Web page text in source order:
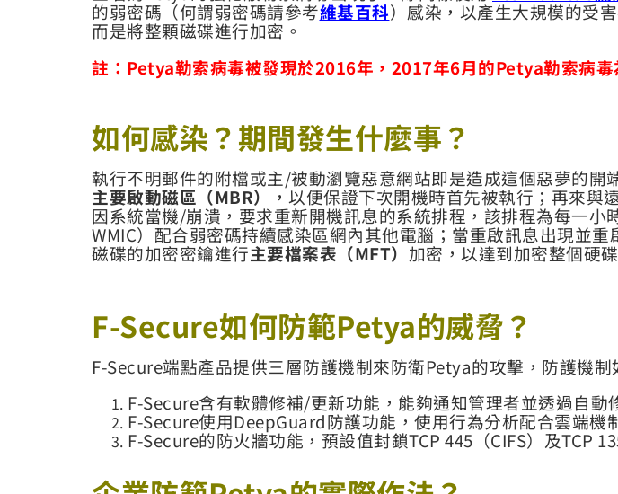
的弱密碼（何謂弱密碼請參考維基百科）感染，以產生大規模的受
而是將整顆磁碟進行加密。
註：Petya勒索病毒被發現於2016年，2017年6月的Petya勒索病毒
如何感染？期間發生什麼事？
執行不明郵件的附檔或主/被動瀏覽惡意網站即是造成這個惡夢的
主要啟動磁區（MBR） ，以便保證下次開機時首先被執行；再來
因系統當機/崩潰，要求重新開機訊息的系統排程，該排程為每一
WMIC）配合弱密碼持續感染區網內其他電腦；當重啟訊息出現並
磁碟的加密密鑰進行主要檔案表（MFT） 加密，以達到加密整個硬
F-Secure如何防範Petya的威脅？
F-Secure端點產品提供三層防護機制來防衛Petya的攻擊，防護機制
F-Secure含有軟體修補/更新功能，能夠通知管理者並透過自
F-Secure使用DeepGuard防護功能，使用行為分析配合雲端機
F-Secure的防火牆功能，預設值封鎖TCP 445（CIFS）及TCP